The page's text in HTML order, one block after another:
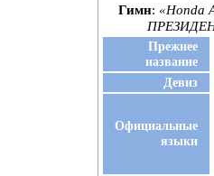
Гимн: «Honda
Прежнее
название
Девиз
Официальные
языки